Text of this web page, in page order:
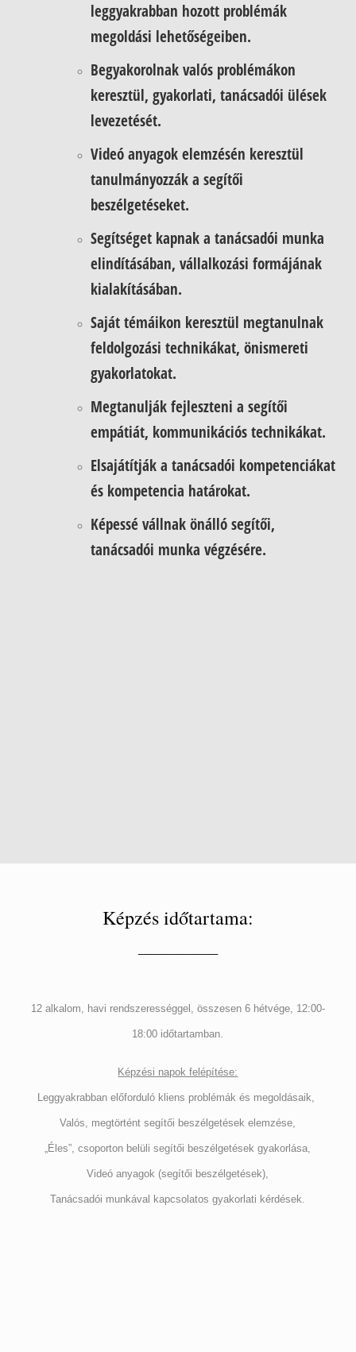
leggyakrabban hozott problémák
megoldási lehetőségeiben.
Begyakorolnak valós problémákon
keresztül, gyakorlati, tanácsadói ülések
levezetését.
Videó anyagok elemzésén keresztül
tanulmányozzák a segítői
beszélgetéseket.
Segítséget kapnak a tanácsadói munka
elindításában, vállalkozási formájának
kialakításában.
Saját témáikon keresztül megtanulnak
feldolgozási technikákat, önismereti
gyakorlatokat.
Megtanulják fejleszteni a segítői
empátiát, kommunikációs technikákat.
Elsajátítják a tanácsadói kompetenciákat
és kompetencia határokat.
Képessé vállnak önálló segítői,
tanácsadói munka végzésére.
Képzés időtartama:
12 alkalom, havi rendszerességgel, összesen 6 hétvége, 12:00-
18:00 időtartamban.
Képzési napok felépítése:
Leggyakrabban előforduló kliens problémák és megoldásaik,
Valós, megtörtént segítői beszélgetések elemzése,
„Éles”, csoporton belüli segítői beszélgetések gyakorlása,
Videó anyagok (segítői beszélgetések),
Tanácsadói munkával kapcsolatos gyakorlati kérdések.